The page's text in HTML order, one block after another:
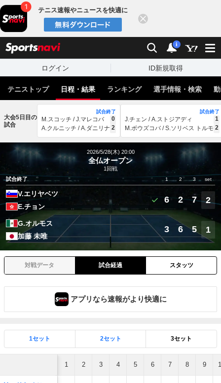
テニス速報やニュースを快適に
検索 通知
i
ログイン ID新規取得
テニストップ 日程・結果 ランキング 選手情報・検索
大会5日目の
試合
試合終了
M.スコッチ / J.マレコバ
0
A.クルニッチ / A.ダニリナ 2
試合終了
J.チェン / A.ストジアディ
1
M.ボウズコバ / S.ソリベス トルモ 2
2026/5/28(木) 20:00
全仏オープン
1回戦
試合終了
1 2 3 set
V.エリヤベツ
E.チョン
6 2 7 2
G.オルモス
加藤 未唯
3 6 5 1
対戦データ 試合経過 スタッツ
アプリなら速報がより快適に
1セット 2セット 3セット
1 2 3 4 5 6 7 8 9